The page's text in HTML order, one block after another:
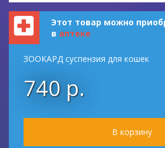
Этот товар можно
в аптеке
ЗООКАРД суспензия для кошек
740 р.